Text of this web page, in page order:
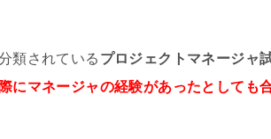
類されている プロジェクトマネージャ
にマネージャの経験があったとしても